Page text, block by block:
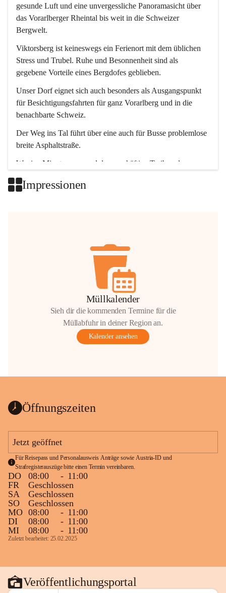
gesunde Luft und eine unvergessliche Panoramasicht über
das Vorarlberger Rheintal bis weit in die Schweizer
Bergwelt.
Viktorsberg ist keineswegs ein Ferienort mit dem üblichen
Stress und Trubel. Ruhe und Besonnenheit sind als
gegebene Vorteile eines Bergdofes geblieben.
Unser Dorf eignet sich auch besonders als Ausgangspunkt
für Besichtigungsfahrten für ganz Vorarlberg und in die
benachbarte Schweiz.
Der Weg ins Tal führt über eine auch für Busse problemlose
breite Asphaltstraße.
Wenige Minuten nur, und das geschäftige Treiben der
Impressionen
Müllkalender
Sieh dir die kommenden Termine für die
Müllabfuhr in deiner Region an.
Kalender ansehen
Öffnungszeiten
Jetzt geöffnet
Für Reisepass und Personalausweis Anträge sowie Austria-ID und
Strafregisterauszüge bitte einen Termin vereinbaren.
DO 08:00 - 11:00
FR
Geschlossen
SA
Geschlossen
SO
Geschlossen
MO 08:00 - 11:00
DI
08:00 - 11:00
MI
08:00 - 11:00
Zuletzt bearbeitet: 25.02.2025
Veröffentlichungsportal